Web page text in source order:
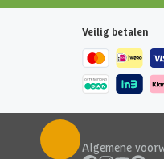
Veilig betalen
Algemene